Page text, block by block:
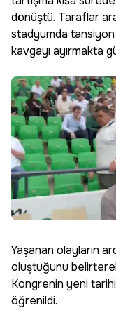
dönüştü. Taraflar
stadyumda tansiyon
kavgayı ayırmakta
Yaşanan olayların
oluştuğunu
Kongrenin yeni
öğrenildi.